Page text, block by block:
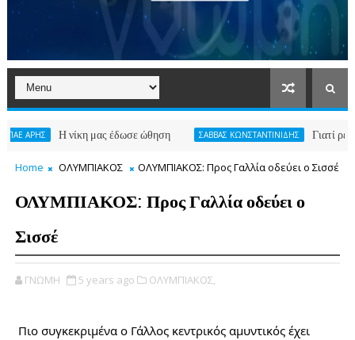
Η νίκη μας έδωσε ώθηση ΣΑΒΒΑΣ ΚΩΝΣΤΑΝΤΙΝΙΔΗΣ Γιατί ρε φίλε
Home ΟΛΥΜΠΙΑΚΟΣ ΟΛΥΜΠΙΑΚΟΣ: Προς Γαλλία οδεύει ο Σισσέ
ΟΛΥΜΠΙΑΚΟΣ: Προς Γαλλία οδεύει ο
Σισσέ
ΓΝΩΜΗ 5 years ago ΟΛΥΜΠΙΑΚΟΣ,
Πιο συγκεκριμένα ο Γάλλος κεντρικός αμυντικός έχει